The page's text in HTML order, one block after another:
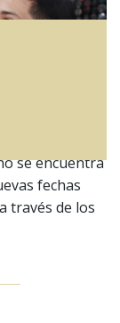
se encuentra
fechas
través de los